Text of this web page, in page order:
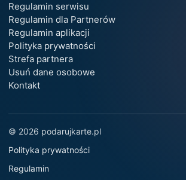
Regulamin serwisu
Regulamin dla Partnerów
Regulamin aplikacji
Polityka prywatności
Strefa partnera
Usuń dane osobowe
Kontakt
© 2026 podarujkarte.pl
Polityka prywatności
Regulamin